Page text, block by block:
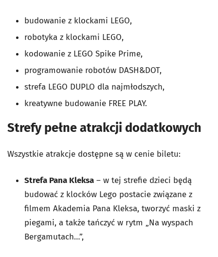
budowanie z klockami LEGO,
robotyka z klockami LEGO,
kodowanie z LEGO Spike Prime,
programowanie robotów DASH&DOT,
strefa LEGO DUPLO dla najmłodszych,
kreatywne budowanie FREE PLAY.
Strefy pełne atrakcji dodatkowych
Wszystkie atrakcje dostępne są w cenie biletu:
Strefa Pana Kleksa – w tej strefie dzieci będą
budować z klocków Lego postacie związane z
filmem Akademia Pana Kleksa, tworzyć maski z
piegami, a także tańczyć w rytm „Na wyspach
Bergamutach…”,